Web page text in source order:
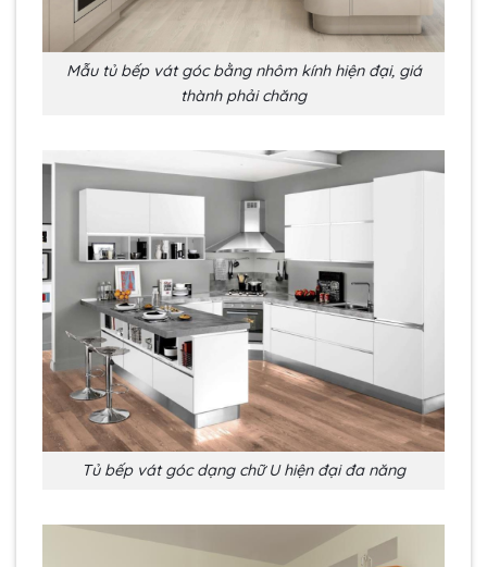
Mẫu tủ bếp vát góc bằng nhôm kính hiện đại, giá
thành phải chăng
Tủ bếp vát góc dạng chữ U hiện đại đa năng